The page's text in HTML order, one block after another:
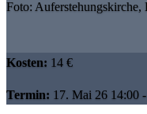
Foto:
Kosten: 14 €
Termin: 17. Mai 26 14:00